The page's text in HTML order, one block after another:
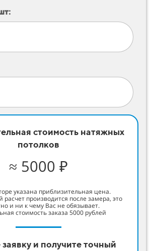
стоимость натяжных
потолков
≈ 5000 ₽
указана приблизительная цена.
производится после замера, это
и ни к чему Вас не обязывает.
стоимость заказа 5000 рублей
заявку и получите точный